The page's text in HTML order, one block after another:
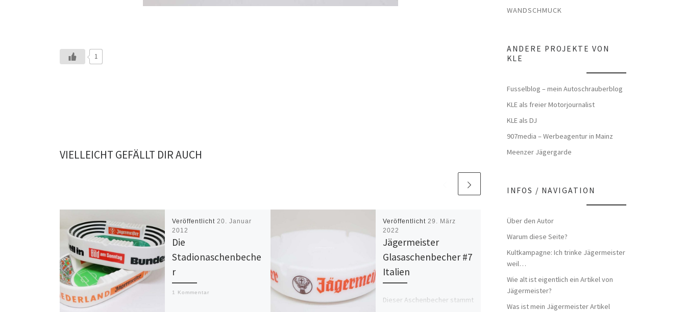
1
VIELLEICHT GEFÄLLT DIR AUCH
Veröffentlicht20. Januar
2012
Die
Stadionaschenbeche
r
1 Kommentar
Veröffentlicht 29. März
2022
Jägermeister
Glasaschenbecher #7
Italien
Dieser Aschenbecher stammt
Windaschenbecher
WANDSCHMUCK
ANDERE PROJEKTE VON
KLE
Fusselblog – mein Autoschrauberblog
KLE als freier Motorjournalist
KLE als DJ
907media – Werbeagentur in Mainz
Meenzer Jägergarde
INFOS / NAVIGATION
Über den Autor
Warum diese Seite?
Kultkampagne: Ich trinke Jägermeister
weil…
Wie alt ist eigentlich ein Artikel von
Jägermeister?
Was ist mein Jägermeister Artikel